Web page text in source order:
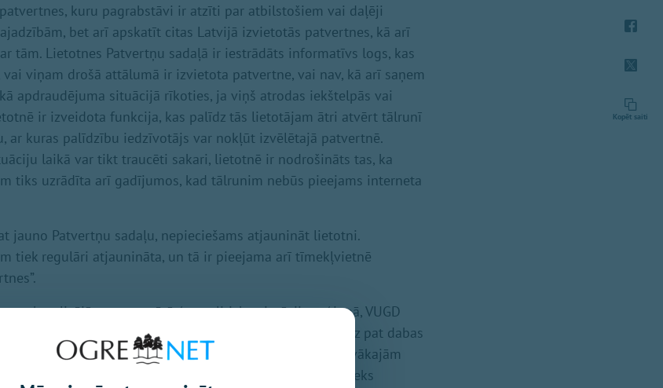
kuru pagrabstāvi ir atzīti par atbilstošiem vai daļēji
bet arī apskatīt citas Latvijā izvietotās patvertnes, kā arī
tām. Lietotnes Patvertņu sadaļā ir iestrādāts informatīvs logs, kas
viņam drošā attālumā ir izvietota patvertne, vai nav, kā arī saņem
apdraudējuma situācijā rīkoties, ja viņš atrodas iekštelpās vai
ir izveidota funkcija, kas palīdz tās lietotājam ātri atvērt tālrunī
ar kuras palīdzību iedzīvotājs var nokļūt izvēlētajā patvertnē.
laikā var tikt traucēti sakari, lietotnē ir nodrošināts tas, ka
tiks uzrādīta arī gadījumos, kad tālrunim nebūs pieejams interneta
jauno Patvertņu sadaļu, nepieciešams atjaunināt lietotni.
tiek regulāri atjaunināta, un tā ir pieejama arī tīmekļvietnē
aktualizējās, ņemot vērā ģeopolitisko situāciju reģionā, VUGD
var būt dažādas – sākot no bruņotiem konfliktiem, līdz pat dabas
vētrām vai krusai. Tāpēc savlaicīga informētība par tuvākajām
katra iedzīvotāja drošībai,” uzsver VUGD priekšnieks
Kopēt saiti